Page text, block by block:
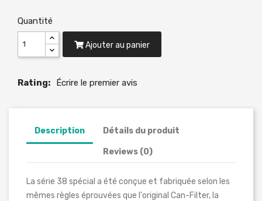
Quantité
Ajouter au panier
Rating: Écrire le premier avis
Description Détails du produit
Reviews (0)
La série 38 spécial a été conçue et fabriquée selon les
mêmes règles éprouvées que l'original Can-Filter, la